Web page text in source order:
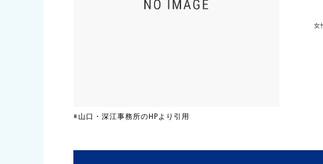
※山口・深江事務所のHPより引用